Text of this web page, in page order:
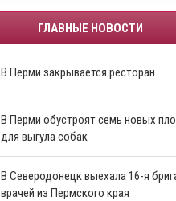
ГЛАВНЫЕ НОВОСТИ
В Перми закрывается ресторан
​В Перми обустроят семь новых
для выгула собак
В Северодонецк выехала 16-я
врачей из Пермского края